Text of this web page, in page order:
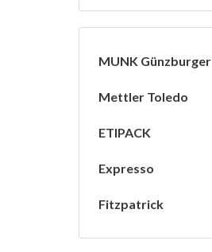
MUNK Günzburger
Mettler Toledo
ETIPACK
Expresso
Fitzpatrick